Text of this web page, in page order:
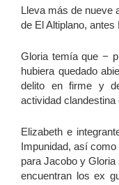
Lleva más de nueve
de El Altiplano, antes
Gloria temía que −
hubiera quedado
delito en firme y
actividad clandestina
Elizabeth e
Impunidad, así
para Jacobo y
encuentran los ex